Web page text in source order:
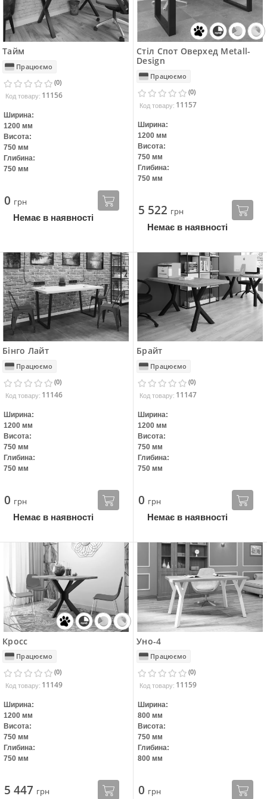
Тайм
Працюємо
(0)
Код товару: 11156
Ширина:
1200 мм
Висота:
750 мм
Глибина:
750 мм
0 грн
Немає в наявності
Стіл Спот Оверхед Metall-
Design
Працюємо
(0)
Код товару: 11157
Ширина:
1200 мм
Висота:
750 мм
Глибина:
750 мм
5 522 грн
Немає в наявності
Бінго Лайт
Працюємо
(0)
Код товару: 11146
Ширина:
1200 мм
Висота:
750 мм
Глибина:
750 мм
0 грн
Немає в наявності
Брайт
Працюємо
(0)
Код товару: 11147
Ширина:
1200 мм
Висота:
750 мм
Глибина:
750 мм
0 грн
Немає в наявності
Кросс
Працюємо
(0)
Код товару: 11149
Ширина:
1200 мм
Висота:
750 мм
Глибина:
750 мм
5 447 грн
Уно-4
Працюємо
(0)
Код товару: 11159
Ширина:
800 мм
Висота:
750 мм
Глибина:
800 мм
0 грн